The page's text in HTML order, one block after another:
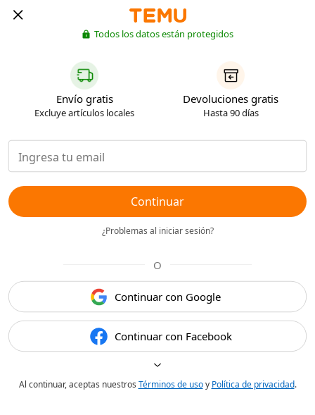
Todos los datos están protegidos
Envío gratis
Excluye artículos locales
Devoluciones gratis
Hasta 90 días
Continuar
¿Problemas al iniciar sesión?
O
Continuar con Google
Continuar con Facebook
Al continuar, aceptas nuestros Términos de usoy Política de privacidad.